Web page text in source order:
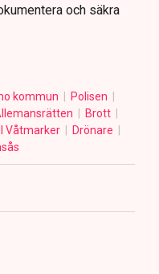
och säkra
kommun
Polisen
Brott
Våtmarker
Drönare